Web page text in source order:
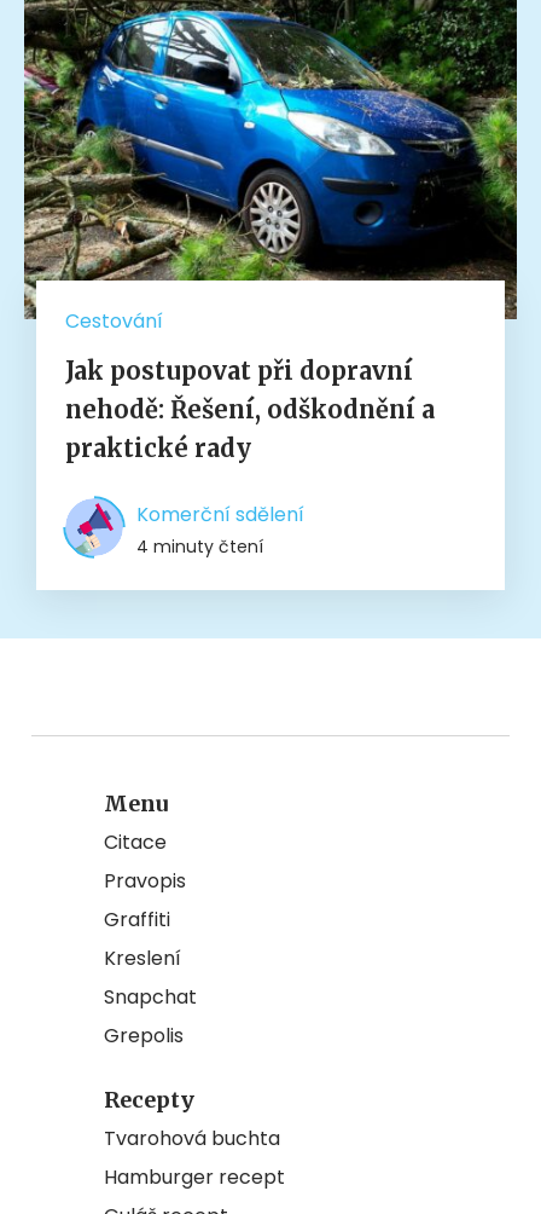
Cestování
Jak postupovat při dopravní
nehodě: Řešení, odškodnění a
praktické rady
Komerční sdělení
4 minuty čtení
Menu
Citace
Pravopis
Graffiti
Kreslení
Snapchat
Grepolis
Recepty
Tvarohová buchta
Hamburger recept